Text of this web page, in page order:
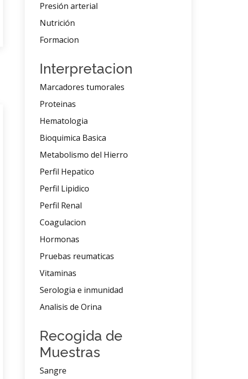
Presión arterial
Nutrición
Formacion
Interpretacion
Marcadores tumorales
Proteinas
Hematologia
Bioquimica Basica
Metabolismo del Hierro
Perfil Hepatico
Perfil Lipidico
Perfil Renal
Coagulacion
Hormonas
Pruebas reumaticas
Vitaminas
Serologia e inmunidad
Analisis de Orina
Recogida de
Muestras
Sangre